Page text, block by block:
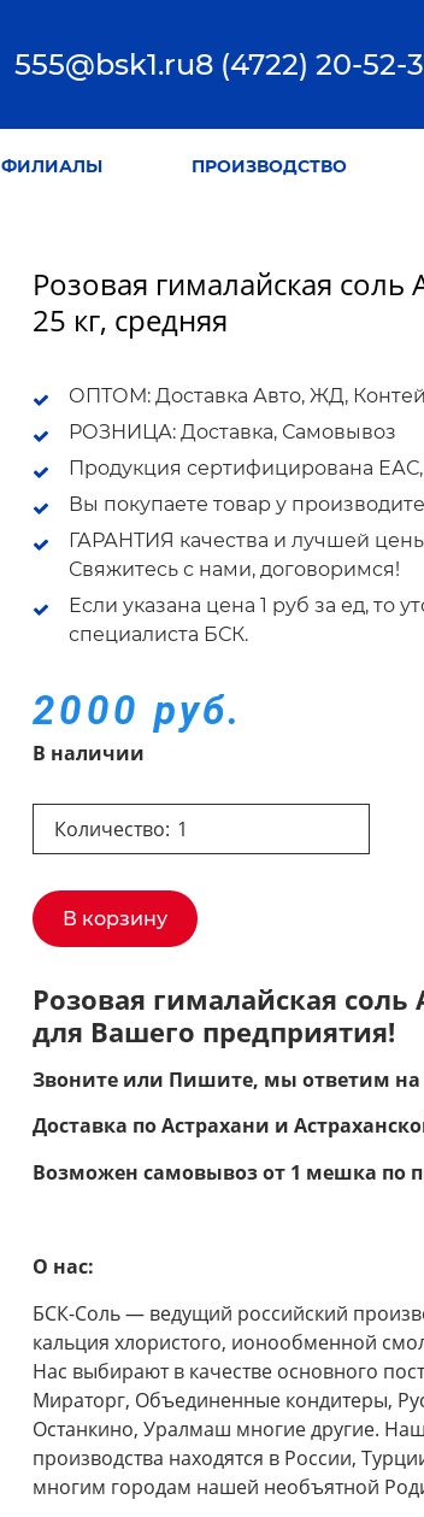
555@bsk1.ru8 (4722) 20-52-
ФИЛИАЛЫ ПРОИЗВОДСТВО
Розовая гималайская соль
25 кг, средняя
ОПТОМ: Доставка Авто, ЖД,
РОЗНИЦА: Доставка, Самовывоз
Продукция сертифицирована ЕАС,
Вы покупаете товар у
ГАРАНТИЯ качества и лучшей
Свяжитесь с нами, договоримся!
Если указана цена 1 руб за ед, то
специалиста БСК.
2000 руб.
В наличии
Количество:
В корзину
Розовая гималайская соль
для Вашего предприятия!
Звоните или Пишите, мы ответим на
Доставка поАстрахани и
Возможен самовывоз от 1 мешка по
О нас:
БСК-Соль — ведущий российский
кальция хлористого, ионообменной
Нас выбирают в качестве основного
Мираторг, Объединенные кондитеры,
Останкино, Уралмаш многие другие.
производства находятся в России,
многим городам нашей необъятной